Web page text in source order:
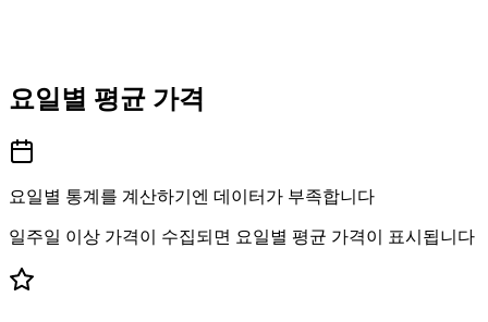
요일별 평균 가격
요일별 통계를 계산하기엔 데이터가 부족합니다
일주일 이상 가격이 수집되면 요일별 평균 가격이 표시됩니다